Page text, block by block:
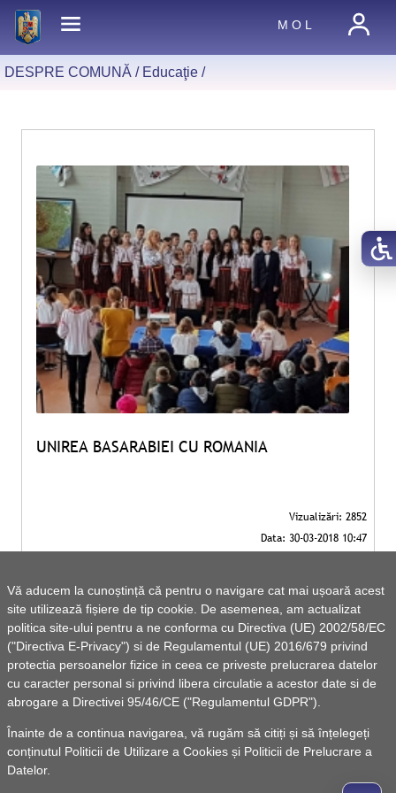
Vă aducem la cunoștință că pentru o navigare cat mai ușoară acest
site utilizează fișiere de tip cookie. De asemenea, am actualizat
politica site-ului pentru a ne conforma cu Directiva (UE) 2002/58/EC
("Directiva E-Privacy") si de Regulamentul (UE) 2016/679 privind
protectia persoanelor fizice in ceea ce priveste prelucrarea datelor
cu caracter personal si privind libera circulatie a acestor date si de
abrogare a Directivei 95/46/CE ("Regulamentul GDPR").
Înainte de a continua navigarea, vă rugăm să citiți și să înțelegeți
conținutul Politicii de Utilizare a Cookies și Politicii de Prelucrare a
Datelor.
M O L
DESPRE COMUNĂ / Educaţie/
UNIREA BASARABIEI CU ROMANIA